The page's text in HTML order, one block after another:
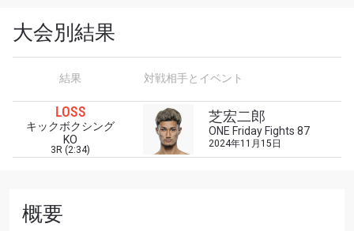
大会別結果
結果 対戦相手とイベント
LOSS
キックボクシング
KO
3R (2:34)
芝宏二郎
ONE Friday Fights 87
2024年11月15日
概要
対戦相手
最新情報をゲット
ュース、特別オファー、ライブイベントの最高の
席をゲットするため今すぐ登録を！
Eメール
名前（ローマ字で記入）